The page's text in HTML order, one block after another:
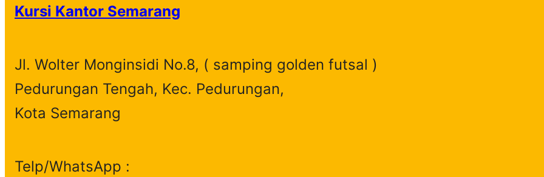
r
h
Kursi Kantor Semarang
Jl. Wolter Monginsidi No.8, ( samping golden futsal )
Pedurungan Tengah, Kec. Pedurungan,
Kota Semarang
Telp/WhatsApp :